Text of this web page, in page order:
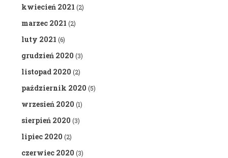
kwiecień 2021 (2)
marzec 2021 (2)
luty 2021 (6)
grudzień 2020 (3)
listopad 2020 (2)
październik 2020 (5)
wrzesień 2020 (1)
sierpień 2020 (3)
lipiec 2020 (2)
czerwiec 2020 (3)